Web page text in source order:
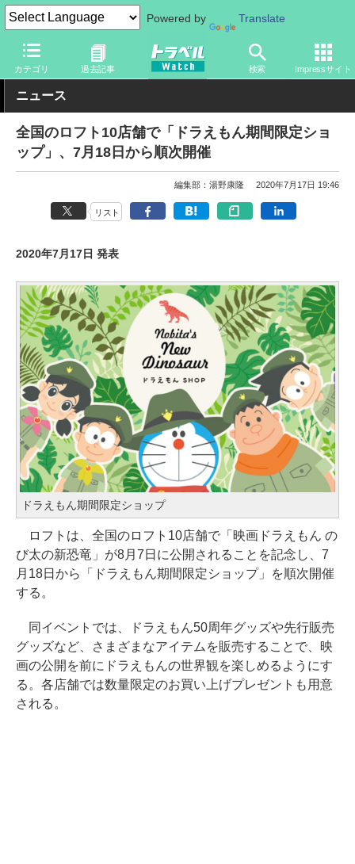
Powered by Translate
カテゴリ 過去記事 検索 Impressサイト
トラベル Watch 旅の情報 観光地 観光スポット
ニュース
全国のロフト10店舗で「ドラえもん期間限定ショ
ップ」、7月18日から順次開催
編集部：湯野康隆 2020年7月17日 19:46
リスト
2020年7月17日 発表
ドラえもん期間限定ショップ
ロフトは、全国のロフト10店舗で「映画ドラえもん の
び太の新恐竜」が8月7日に公開されることを記念し、7
月18日から「ドラえもん期間限定ショップ」を順次開催
する。
同イベントでは、ドラえもん50周年グッズや先行販売
グッズなど、さまざまなアイテムを販売することで、映
画の公開を前にドラえもんの世界観を楽しめるようにす
る。各店舗では数量限定のお買い上げプレゼントも用意
される。